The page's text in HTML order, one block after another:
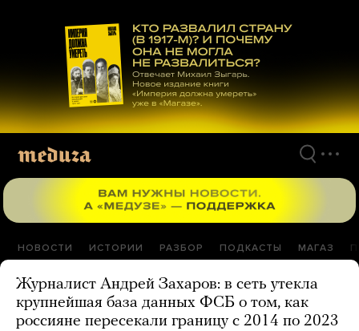
материалам
НОВОСТИ ИСТОРИИ РАЗБОР ПОДКАСТЫ МАГАЗ
Журналист Андрей Захаров: в сеть утекла
крупнейшая база данных ФСБ о том, как
россияне пересекали границу с 2014 по 2023